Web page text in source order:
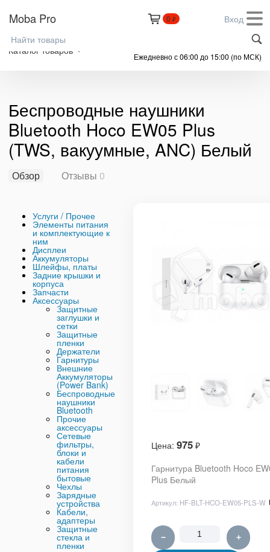
Moba Pro 0 ₽ Вход
Каталог товаров
+7 (999) 305-61-91
Ежедневно с 06:00 до 15:00 (по МСК)
Беспроводные наушники
Bluetooth Hoco EW05 Plus
(TWS, вакуумные, ANC) Белый
Обзор Отзывы 0
Услуги / Прочее
Элементы питания
и комплектующие к
ним
Дисплеи
Аккумуляторы
Шлейфы, платы
Задние крышки и
корпуса
Запчасти
Аксессуары
Защитные
заглушки и
сетки
Защитные
пленки
Держатели
Гарнитуры
Внешние
Аккумуляторы
(Power Bank)
Беспроводные
наушники
Bluetooth
Прочие
аксессуары
Сетевые
фильтры,
блоки и
кабели
питания
бытовые
Чехлы
Зарядные
устройства
Кабели,
адаптеры
Защитные
стекла и
пленки
Цена: 975 ₽
Гарнитура Bluetooth Hoco
Plus Белый
Артикул: HF-BLT-HCO-EW05-PLS-W
− +